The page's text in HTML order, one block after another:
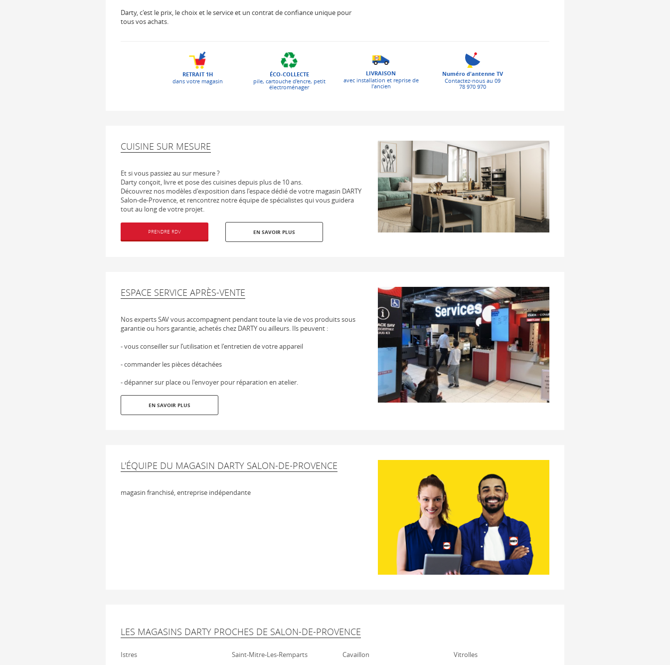
Darty, c'est le prix, le choix et le service et un contrat de confiance unique pour
tous vos achats.
RETRAIT 1H
dans votre magasin
ÉCO-COLLECTE
pile, cartouche d'encre, petit
électroménager
LIVRAISON
avec installation et reprise de
l’ancien
Numéro d'antenne TV
Contactez-nous au 09
78 970 970
CUISINE SUR MESURE
Et si vous passiez au sur mesure ?
Darty conçoit, livre et pose des cuisines depuis plus de 10 ans.
Découvrez nos modèles d'exposition dans l'espace dédié de votre magasin DARTY
Salon-de-Provence, et rencontrez notre équipe de spécialistes qui vous guidera
tout au long de votre projet.
PRENDRE RDV EN SAVOIR PLUS
ESPACE SERVICE APRÈS-VENTE
Nos experts SAV vous accompagnent pendant toute la vie de vos produits sous
garantie ou hors garantie, achetés chez DARTY ou ailleurs. Ils peuvent :
- vous conseiller sur l’utilisation et l'entretien de votre appareil
- commander les pièces détachées
- dépanner sur place ou l'envoyer pour réparation en atelier.
EN SAVOIR PLUS
L'ÉQUIPE DU MAGASIN DARTY SALON-DE-PROVENCE
magasin franchisé, entreprise indépendante
LES MAGASINS DARTY PROCHES DE SALON-DE-PROVENCE
Istres Saint-Mitre-Les-Remparts Cavaillon Vitrolles